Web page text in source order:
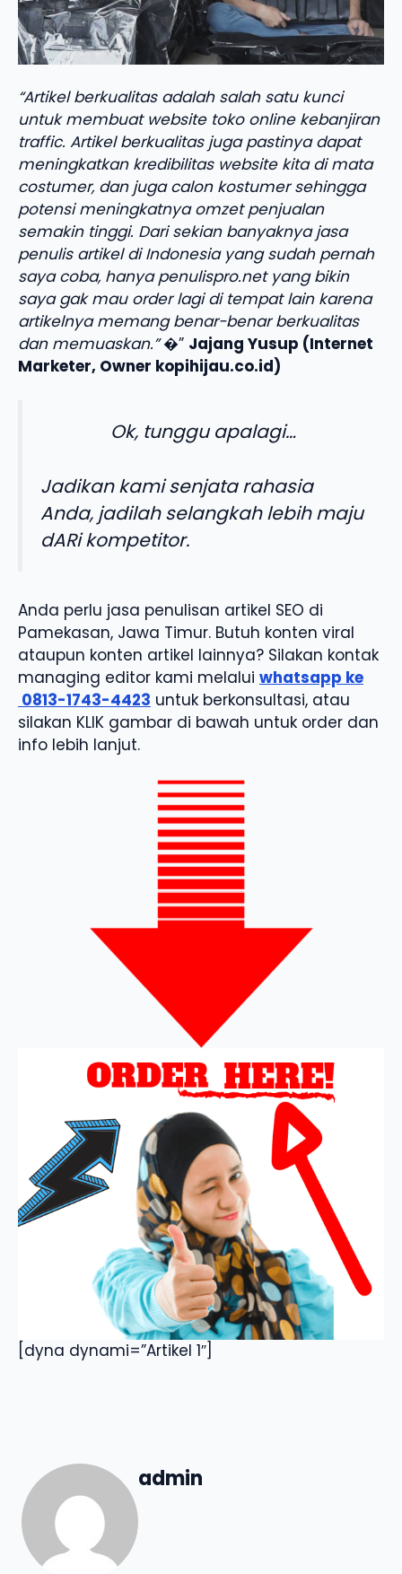
“Artikel berkualitas adalah salah satu kunci
untuk membuat website toko online kebanjiran
traffic. Artikel berkualitas juga pastinya dapat
meningkatkan kredibilitas website kita di mata
costumer, dan juga calon kostumer sehingga
potensi meningkatnya omzet penjualan
semakin tinggi. Dari sekian banyaknya jasa
penulis artikel di Indonesia yang sudah pernah
saya coba, hanya penulispro.net yang bikin
saya gak mau order lagi di tempat lain karena
artikelnya memang benar-benar berkualitas
dan memuaskan.”�” Jajang Yusup (Internet
Marketer, Owner kopihijau.co.id)
Ok, tunggu apalagi…
Jadikan kami senjata rahasia
Anda, jadilah selangkah lebih maju
dARi kompetitor.
Anda perlu jasa penulisan artikel SEO di
Pamekasan, Jawa Timur. Butuh konten viral
ataupun konten artikel lainnya? Silakan kontak
managing editor kami melalui whatsapp ke
0813-1743-4423 untuk berkonsultasi, atau
silakan KLIK gambar di bawah untuk order dan
info lebih lanjut.
[dyna dynami=”Artikel 1″]
admin